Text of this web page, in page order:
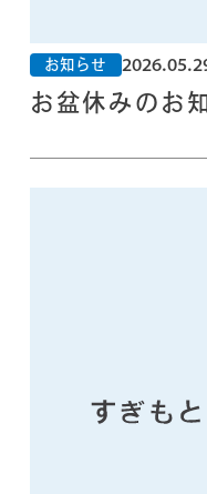
お知らせ
お盆休みのお